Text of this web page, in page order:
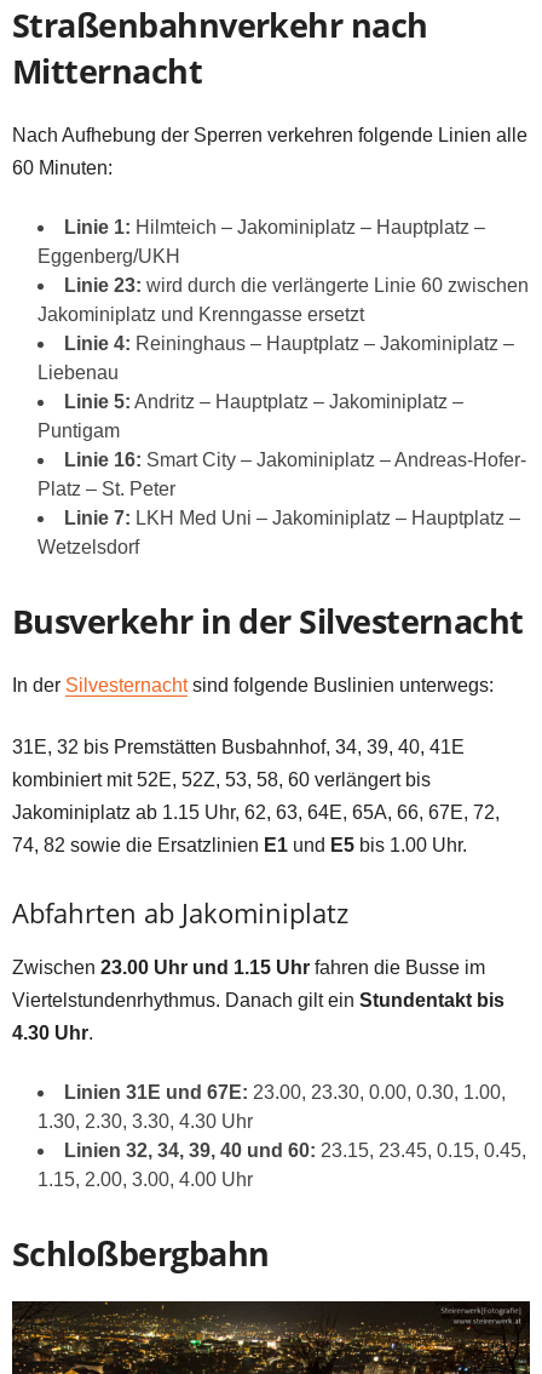
Straßenbahnverkehr nach
Mitternacht
Nach Aufhebung der Sperren verkehren folgende Linien alle
60 Minuten:
Linie 1: Hilmteich – Jakominiplatz – Hauptplatz –
Eggenberg/UKH
Linie 23: wird durch die verlängerte Linie 60 zwischen
Jakominiplatz und Krenngasse ersetzt
Linie 4: Reininghaus – Hauptplatz – Jakominiplatz –
Liebenau
Linie 5: Andritz – Hauptplatz – Jakominiplatz –
Puntigam
Linie 16: Smart City – Jakominiplatz – Andreas-Hofer-
Platz – St. Peter
Linie 7: LKH Med Uni – Jakominiplatz – Hauptplatz –
Wetzelsdorf
Busverkehr in der Silvesternacht
In der Silvesternachtsind folgende Buslinien unterwegs:
31E, 32 bis Premstätten Busbahnhof, 34, 39, 40, 41E
kombiniert mit 52E, 52Z, 53, 58, 60 verlängert bis
Jakominiplatz ab 1.15 Uhr, 62, 63, 64E, 65A, 66, 67E, 72,
74, 82 sowie die Ersatzlinien E1 und E5 bis 1.00 Uhr.
Abfahrten ab Jakominiplatz
Zwischen 23.00 Uhr und 1.15 Uhr fahren die Busse im
Viertelstundenrhythmus. Danach gilt ein Stundentakt bis
4.30 Uhr.
Linien 31E und 67E: 23.00, 23.30, 0.00, 0.30, 1.00,
1.30, 2.30, 3.30, 4.30 Uhr
Linien 32, 34, 39, 40 und 60: 23.15, 23.45, 0.15, 0.45,
1.15, 2.00, 3.00, 4.00 Uhr
Schloßbergbahn